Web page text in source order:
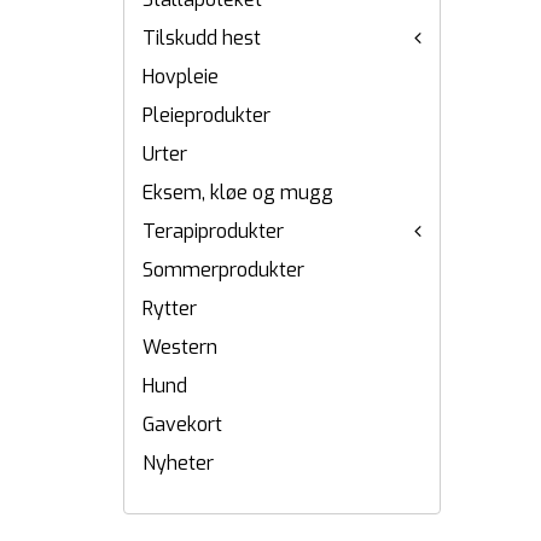
Tilskudd hest
Hovpleie
Pleieprodukter
Urter
Eksem, kløe og mugg
Terapiprodukter
Sommerprodukter
Rytter
Western
Hund
Gavekort
Nyheter